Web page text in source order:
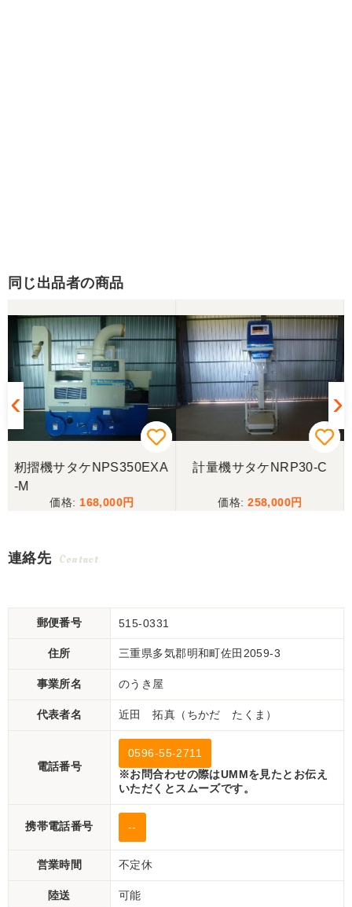
同じ出品者の商品
籾摺機サタケNPS350EXA
-M
168,000
計量機サタケNRP30-C
258,000
連絡先 Contact
郵便番号 515-0331
住所 三重県多気郡明和町佐田2059-3
事業所名 のうき屋
代表者名 近田 拓真（ちかだ たくま）
電話番号
0596-55-2711
※お問合わせの際はUMMを見たとお伝え
いただくとスムーズです。
携帯電話番号 --
営業時間 不定休
陸送 可能